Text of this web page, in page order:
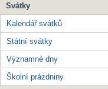
Svátky
Kalendář svátků
Státní svátky
Významné dny
Školní prázdniny